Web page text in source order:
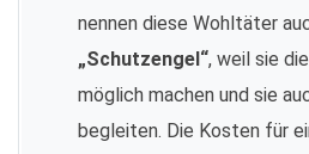
nennen diese Wohltäter
„Schutzengel“, weil sie
möglich machen und sie
begleiten. Die Kosten für